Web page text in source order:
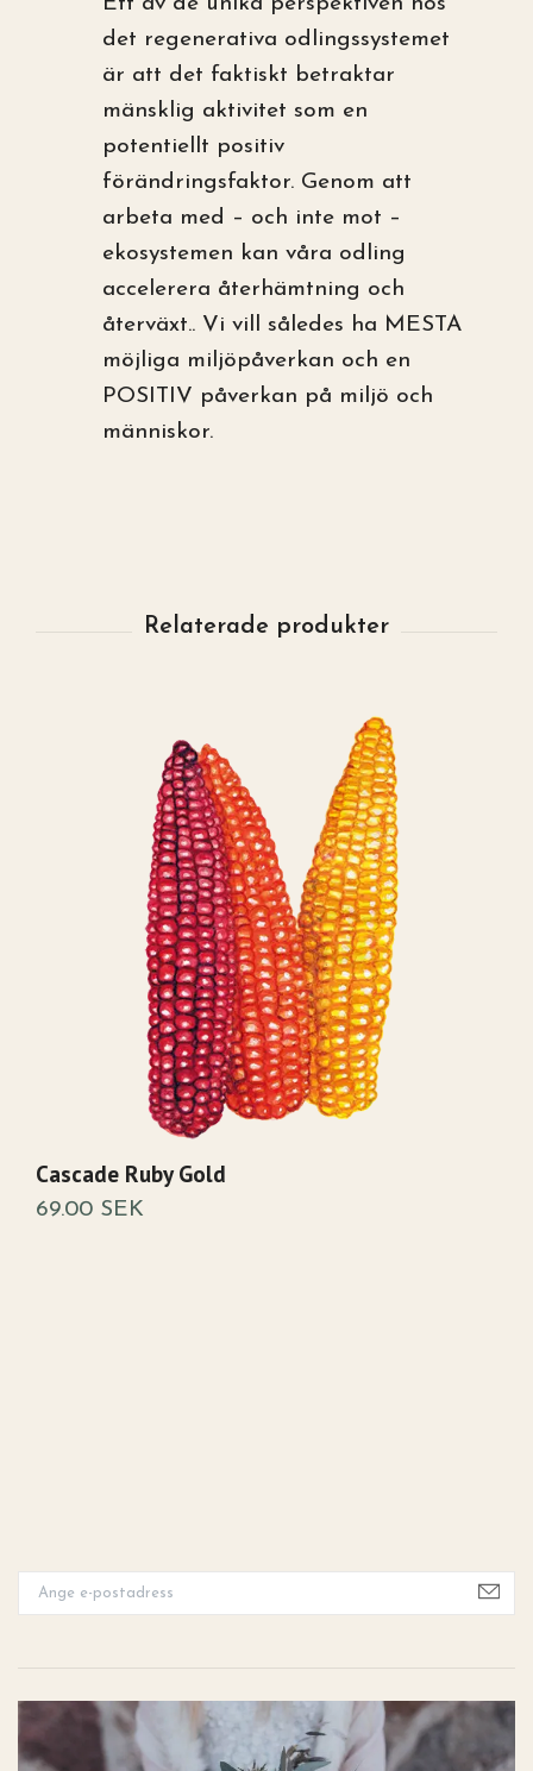
Ett av de unika perspektiven hos
det regenerativa odlingssystemet
är att det faktiskt betraktar
mänsklig aktivitet som en
potentiellt positiv
förändringsfaktor. Genom att
arbeta med – och inte mot –
ekosystemen kan våra odling
accelerera återhämtning och
återväxt.. Vi vill således ha MESTA
möjliga miljöpåverkan och en
POSITIV påverkan på miljö och
människor.
Cascade Ruby Gold
69.00 SEK